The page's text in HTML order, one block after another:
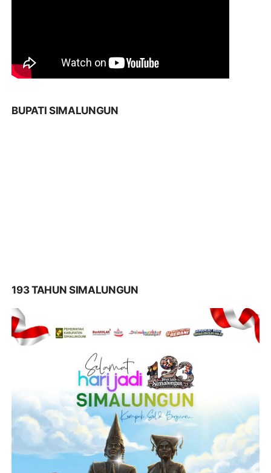
BUPATI SIMALUNGUN
193 TAHUN SIMALUNGUN